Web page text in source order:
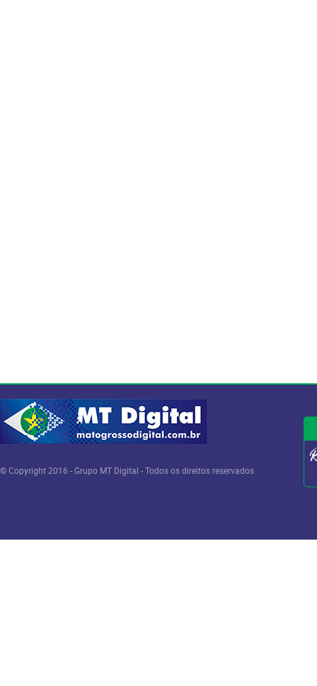
© Copyright 2016 - Grupo MT Digital - Todos os direitos reservados